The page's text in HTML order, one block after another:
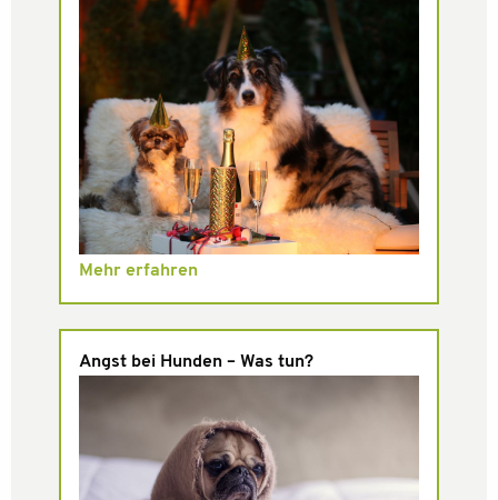
Mehr erfahren
Angst bei Hunden – Was tun?